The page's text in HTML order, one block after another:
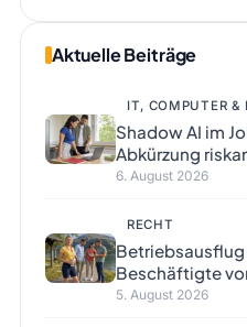
Aktuelle Beiträge
IT, COMPUTER &
Shadow AI im
Abkürzung
6. August 2026
RECHT
Beschäftigte
5. August 2026